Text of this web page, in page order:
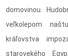
domovinou.
veľkolepom
kráľovstva
starovekého